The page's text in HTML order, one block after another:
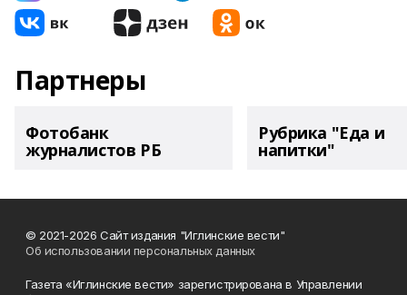
Партнеры
Фотобанк
журналистов РБ
Рубрика "Еда и
напитки"
© 2021-2026 Сайт издания "Иглинские вести"
Об использовании персональных данных
Газета «Иглинские вести» зарегистрирована в Управлении